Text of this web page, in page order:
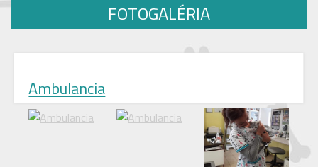
FOTOGALÉRIA
Ambulancia